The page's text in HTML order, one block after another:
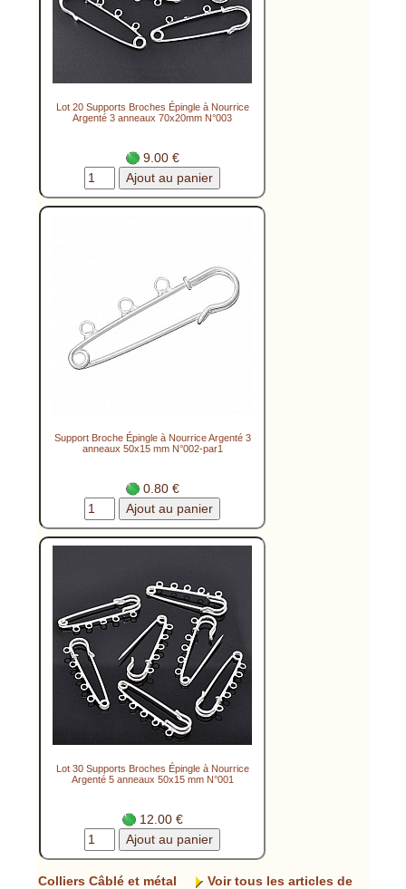
Lot 20 Supports Broches Épingle à Nourrice
Argenté 3 anneaux 70x20mm N°003
9.00 €
Support Broche Épingle à Nourrice Argenté 3
anneaux 50x15 mm N°002-par1
0.80 €
Lot 30 Supports Broches Épingle à Nourrice
Argenté 5 anneaux 50x15 mm N°001
12.00 €
Colliers Câblé et métal
Voir tous les articles de